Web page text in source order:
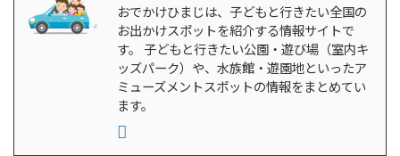
おでかけひまじは、子どもと行きたい全国の
お出かけスポットを紹介する情報サイトで
す。 子どもと行きたい公園・遊び場（室内キ
ッズパーク）や、水族館・遊園地といったア
ミューズメントスポットの情報をまとめてい
ます。